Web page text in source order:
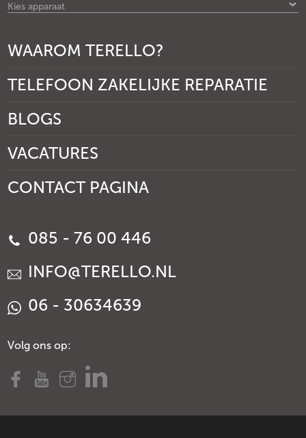
Kies apparaat
WAAROM TERELLO?
TELEFOON ZAKELIJKE REPARATIE
BLOGS
VACATURES
CONTACT PAGINA
085 - 76 00 446
INFO@TERELLO.NL
06 - 30634639
Volg ons op: